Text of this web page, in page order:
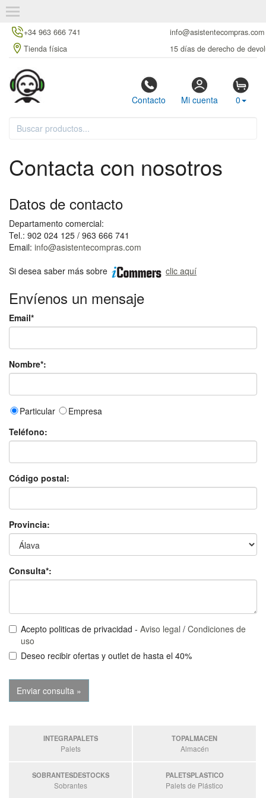
+34 963 666 741
info@asistentecompras.com
Tienda física
15 días de derecho de
Contacto Mi cuenta 0
Contacta con nosotros
Datos de contacto
Departamento comercial:
Tel.: 902 024 125 / 963 666 741
Email: info@asistentecompras.com
Si desea saber más sobre
clic aquí
Envíenos un mensaje
Email*
Nombre*:
Particular
Empresa
Teléfono:
Código postal:
Provincia:
Consulta*:
Acepto politicas de privacidad - Aviso legal / Condiciones de
uso
Deseo recibir ofertas y outlet de hasta el 40%
INTEGRAPALETS
Palets
TOPALMACEN
Almacén
SOBRANTESDESTOCKS
Sobrantes
PALETSPLASTICO
Palets de Plástico